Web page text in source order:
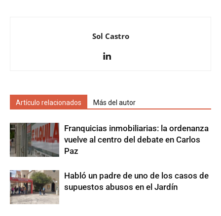
Sol Castro
Artículo relacionados Más del autor
Franquicias inmobiliarias: la ordenanza
vuelve al centro del debate en Carlos
Paz
Habló un padre de uno de los casos de
supuestos abusos en el Jardín